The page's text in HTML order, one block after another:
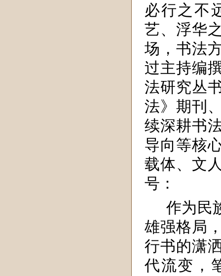
必行之不
艺、浮华
场，书法
过主持编
法研究丛
法》期刊
续深耕书
导向等核
载体、文
号：
作为民
雄强格局
行书的潇
代流变，